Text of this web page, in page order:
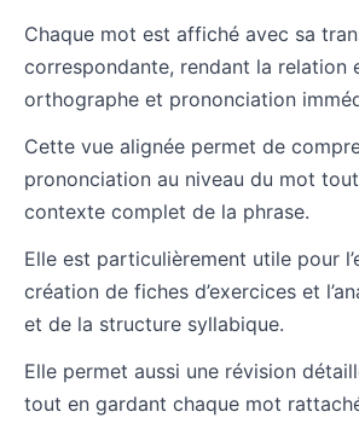
Chaque mot est affiché avec sa
correspondante, rendant la relation
orthographe et prononciation
Cette vue alignée permet de
prononciation au niveau du mot
contexte complet de la phrase.
Elle est particulièrement utile pour
création de fiches d’exercices et
et de la structure syllabique.
Elle permet aussi une révision
tout en gardant chaque mot